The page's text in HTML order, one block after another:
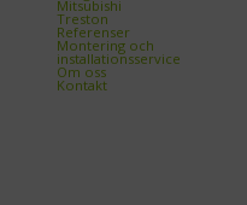
Mitsubishi
Treston
Referenser
Montering och
installationsservice
Om oss
Kontakt